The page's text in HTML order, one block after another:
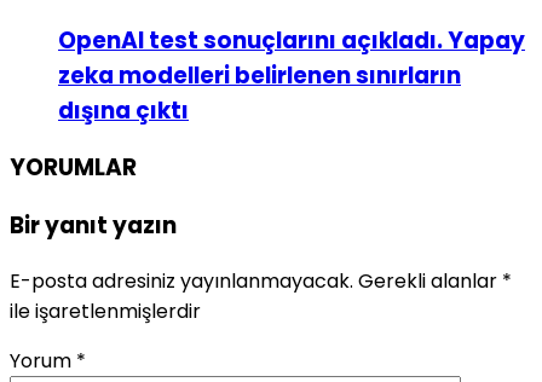
OpenAI test sonuçlarını açıkladı. Yapay
zeka modelleri belirlenen sınırların
dışına çıktı
YORUMLAR
Bir yanıt yazın
E-posta adresiniz yayınlanmayacak. Gerekli alanlar *
ile işaretlenmişlerdir
Yorum *